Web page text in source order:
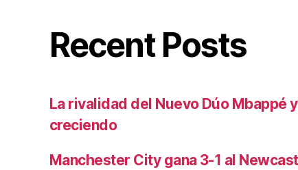
Recent Posts
La rivalidad del Nuevo Dúo Mbappé
creciendo
Manchester City gana 3-1 al